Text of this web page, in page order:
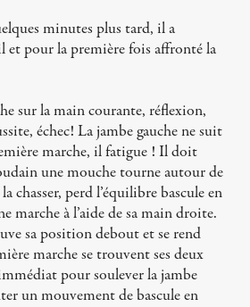
minutes plus tard, il a
et pour la première fois affronté la
sur la main courante, réflexion,
échec! La jambe gauche ne suit
marche, il fatigue ! Il doit
une mouche tourne autour de
chasser, perd l’équilibre bascule en
marche à l’aide de sa main droite.
sa position debout et se rend
marche se trouvent ses deux
pour soulever la jambe
un mouvement de bascule en